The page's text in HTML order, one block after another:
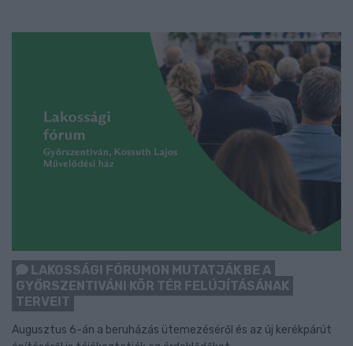
LAKOSSÁGI FÓRUMON MUTATJÁK BE A
GYŐRSZENTIVÁNI KÖR TÉR FELÚJÍTÁSÁNAK
TERVEIT
Augusztus 6-án a beruházás ütemezéséről és az új kerékpárút